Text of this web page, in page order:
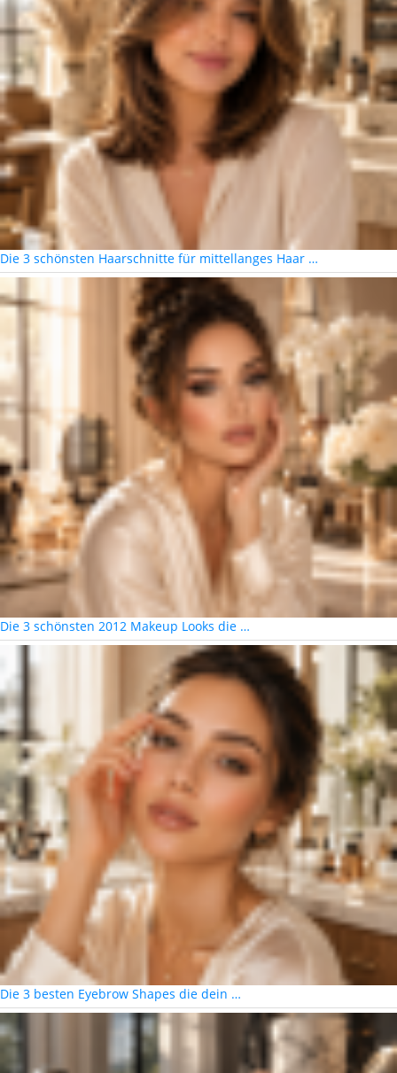
Die 3 schönsten Haarschnitte für mittellanges Haar …
Die 3 schönsten 2012 Makeup Looks die …
Die 3 besten Eyebrow Shapes die dein …